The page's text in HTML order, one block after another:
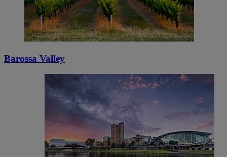
Barossa Valley